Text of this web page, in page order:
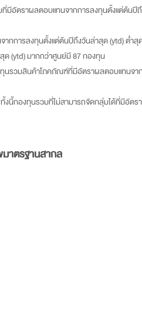
มีอัตราผลตอบแทนจากการลงทุนตั้งแต่ต้นปี
กการลงทุนตั้งแต่ต้นปีถึงวันล่าสุด (ytd) ต่ำ
(ytd) มากกว่าศูนย์มี 87 กองทุน
นรวมสินค้าโภคภัณฑ์ที่มีอัตราผลตอบแทนจา
นี้กองทุนรวมที่ไม่สามารถจัดกลุ่มได้ที่มีอัต
าตรฐานสากล